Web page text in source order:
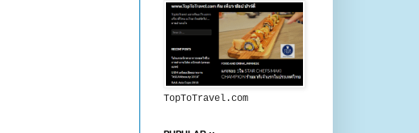
TopToTravel.com